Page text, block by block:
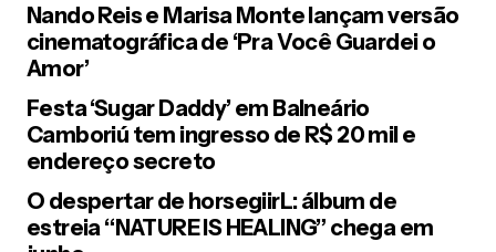
Salvar meus dados neste navegador para a próxima vez que
eu comentar.
Post Comment
Nando Reis e Marisa Monte lançam versão
cinematográfica de ‘Pra Você Guardei o
Amor’
Festa ‘Sugar Daddy’ em Balneário
Camboriú tem ingresso de R$ 20 mil e
endereço secreto
O despertar de horsegiirL: álbum de
estreia “NATURE IS HEALING” chega em